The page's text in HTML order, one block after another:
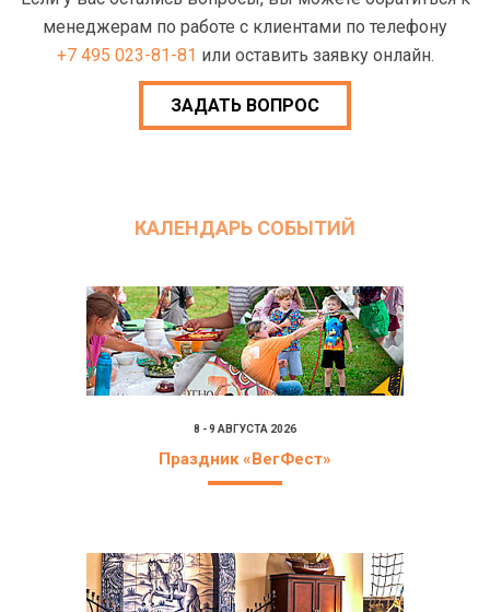
менеджерам по работе с клиентами по телефону
+7 495 023-81-81 или оставить заявку онлайн.
ЗАДАТЬ ВОПРОС
КАЛЕНДАРЬ СОБЫТИЙ
8 - 9 АВГУСТА 2026
Праздник «ВегФест»